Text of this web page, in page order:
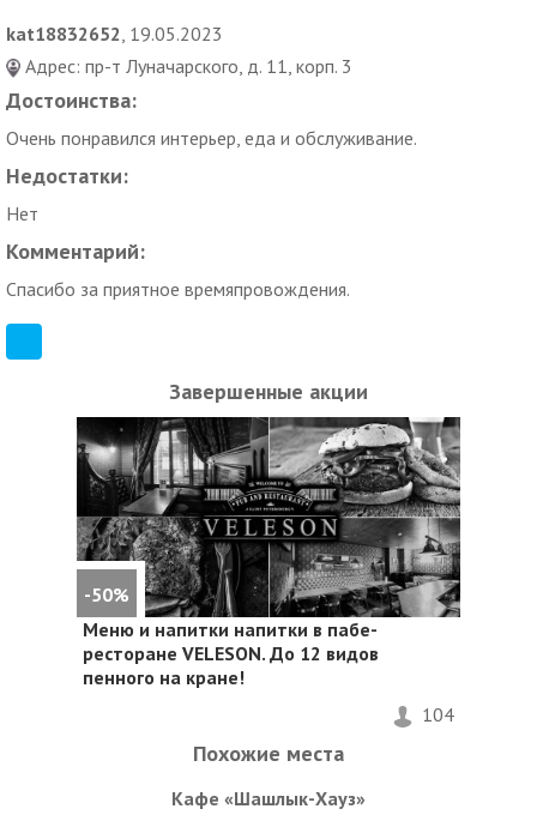
kat18832652 , 19.05.2023
Адрес: пр-т Луначарского, д. 11, корп. 3
Достоинства:
Очень понравился интерьер, еда и обслуживание.
Недостатки:
Нет
Комментарий:
Спасибо за приятное времяпровождения.
Завершенные акции
-50%
Меню и напитки напитки в пабе-
ресторане VELESON. До 12 видов
пенного на кране!
104
Похожие места
Кафе «Шашлык-Хауз»